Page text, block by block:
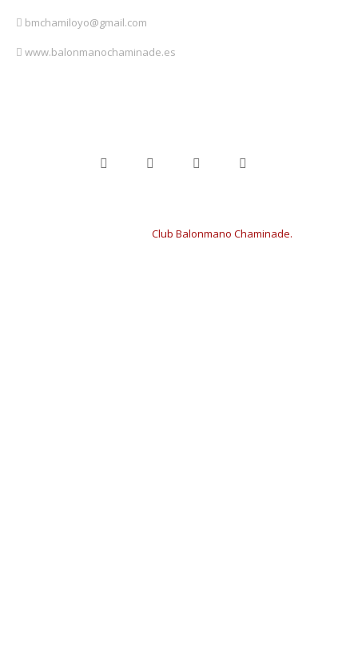
bmchamiloyo@gmail.com
www.balonmanochaminade.es
Club Balonmano Chaminade.